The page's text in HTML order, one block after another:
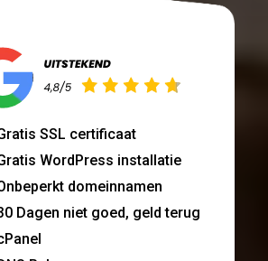
SSL certificaat
WordPress installatie
domeinnamen
Dagen niet goed, geld terug